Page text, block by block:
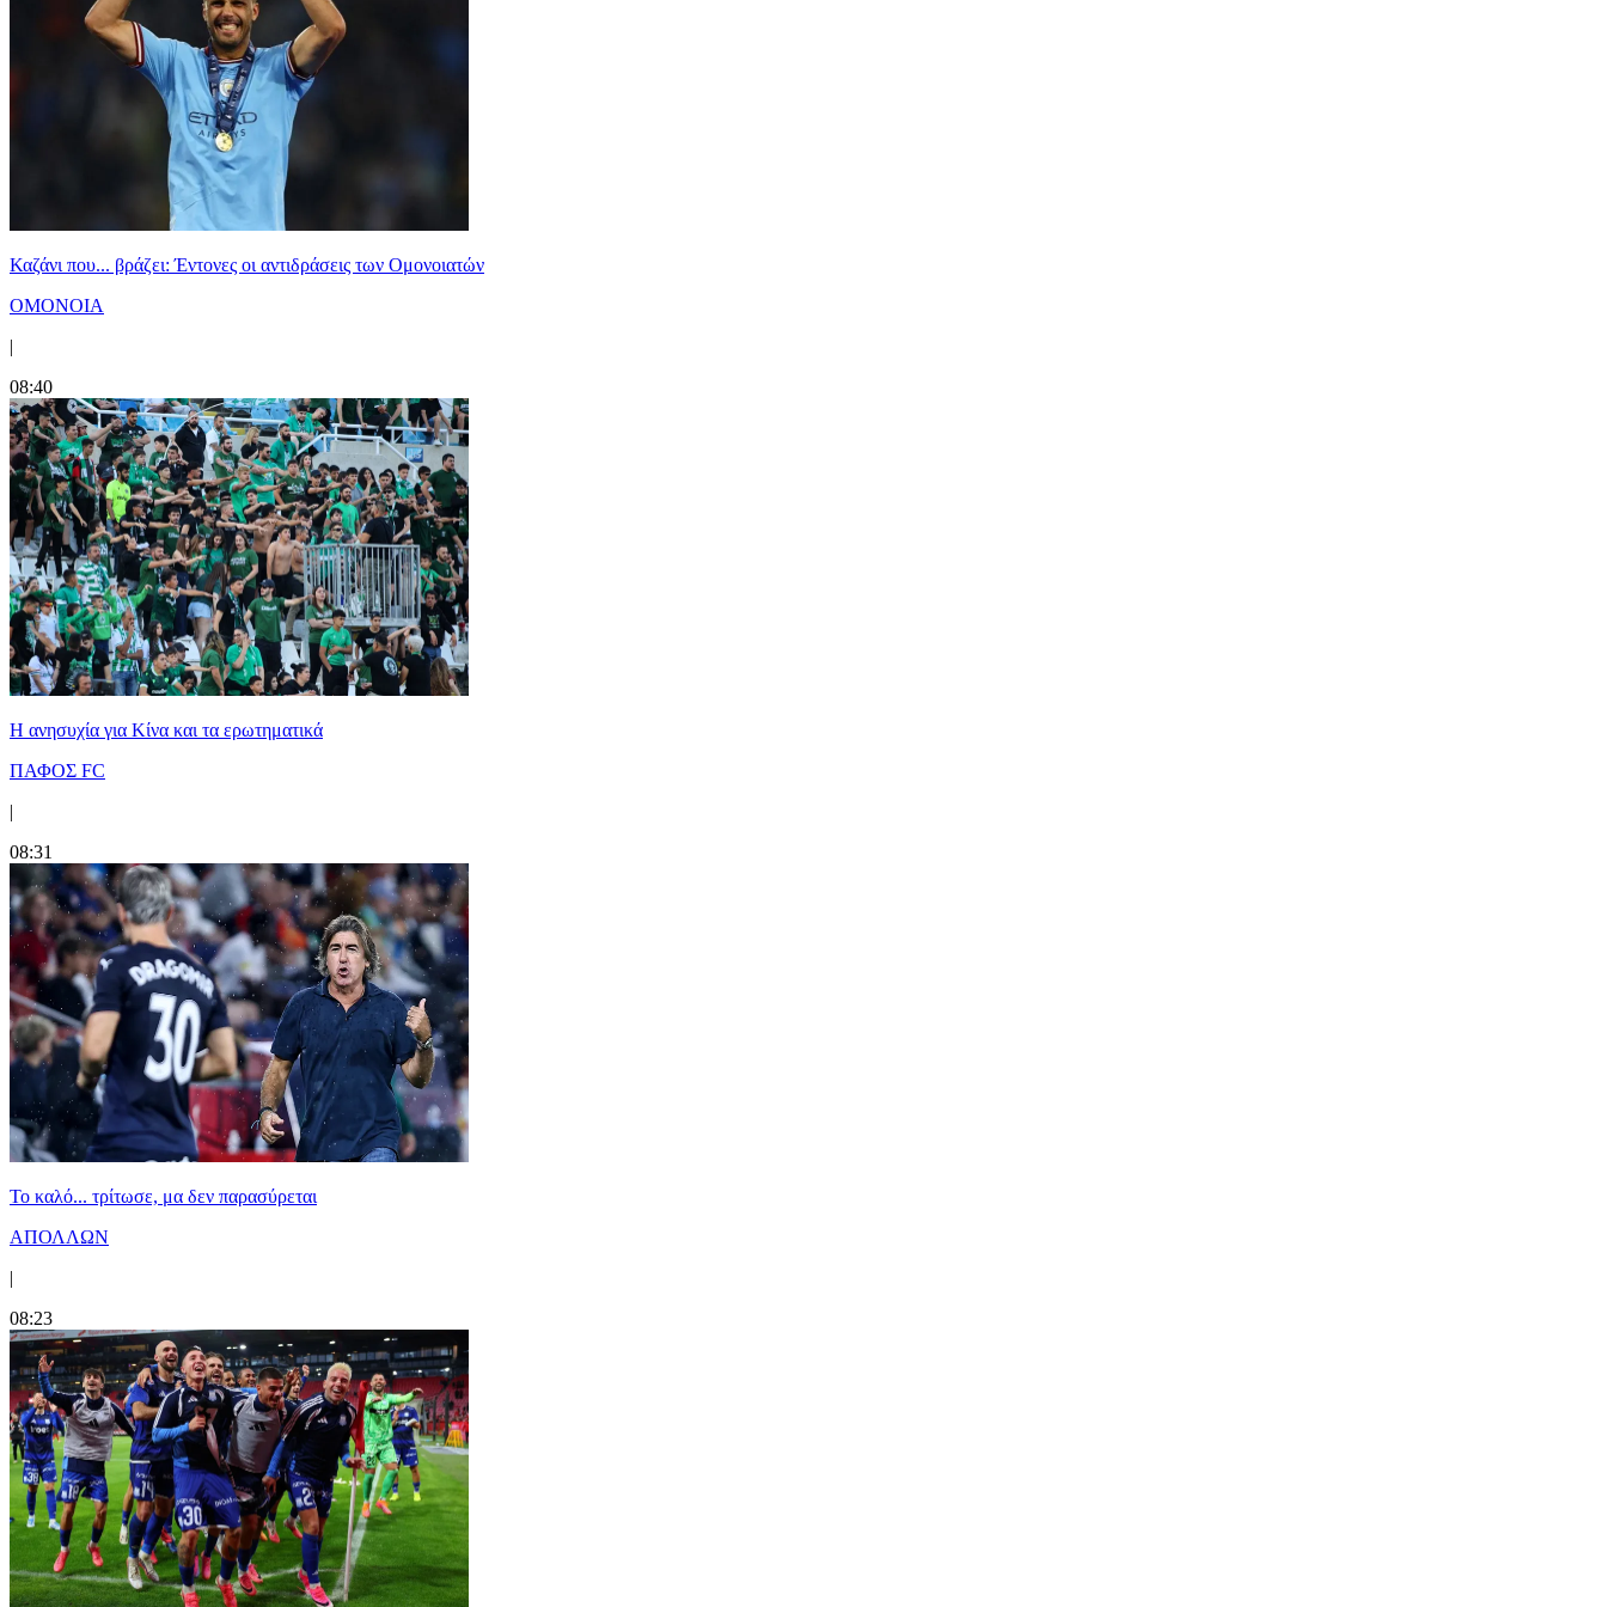
Καζάνι που... βράζει: Έντονες οι αντιδράσεις των Ομονοιατών
ΟΜΟΝΟΙΑ
|
08:40
Η ανησυχία για Κίνα και τα ερωτηματικά
ΠΑΦΟΣ FC
|
08:31
Το καλό... τρίτωσε, μα δεν παρασύρεται
ΑΠΟΛΛΩΝ
|
08:23